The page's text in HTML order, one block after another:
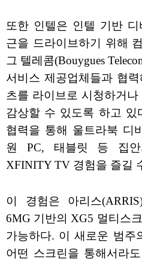
또한 인텔은 인텔 기반
근을 드라이브하기 위해
그 텔레콤(Bouygues
서비스 제공업체들과 협
츠를 라이브로 시청하거
감상할 수 있도록 하고 있
협력을 통해 울트라북 디
원 PC, 태블릿 등 집안
XFINITY TV 경험을 즐길
이 경험은 아리스
6MG 기반의 XG5 멀티스
가능하다. 이 새로운 범주
어떤 스크린을 통해서라